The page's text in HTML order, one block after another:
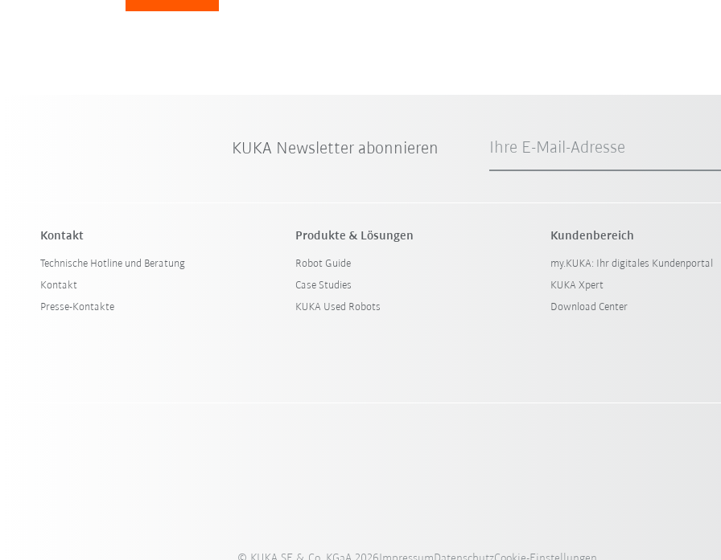
KUKA Newsletter abonnieren Ihre E-Mail-Adresse
Kontakt
Technische Hotline und Beratung
Kontakt
Presse-Kontakte
Produkte & Lösungen
Robot Guide
Case Studies
KUKA Used Robots
Kundenbereich
my.KUKA: Ihr digitales Kundenportal
KUKA Xpert
Download Center